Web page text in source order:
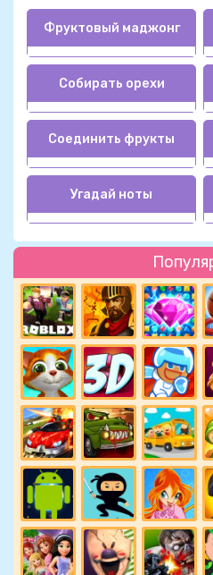
Фруктовый маджонг
Собирать орехи
Соединить фрукты
Угадай ноты